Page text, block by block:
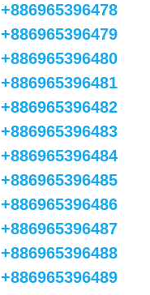
+886965396478
+886965396479
+886965396480
+886965396481
+886965396482
+886965396483
+886965396484
+886965396485
+886965396486
+886965396487
+886965396488
+886965396489